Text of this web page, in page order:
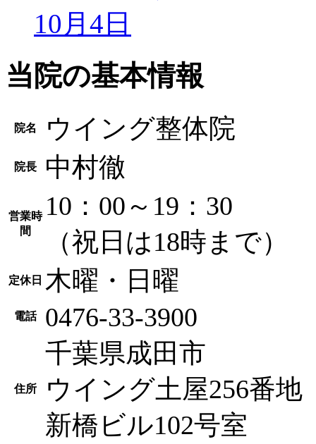
10月4日
当院の基本情報
院名 ウイング整体院
院長 中村徹
営業時
間
10：00～19：30
（祝日は18時まで）
定休日 木曜・日曜
電話 0476-33-3900
住所
千葉県成田市
ウイング土屋256番地
新橋ビル102号室